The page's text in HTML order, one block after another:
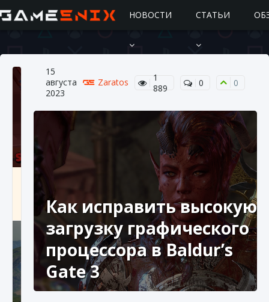
НОВОСТИ СТАТЬИ
Подробное руководство по получению
самоцветов Brawl Stars
10 августа 2024 2 685 0 1
15
августа
2023
Zaratos
1
889
0 0
Как исправить высокую
загрузку графического
процессора в Baldur’s
Gate 3